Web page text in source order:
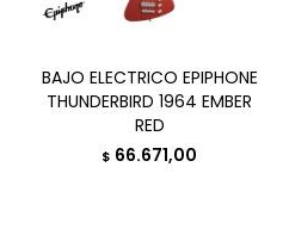
BAJO ELECTRICO EPIPHONE
THUNDERBIRD 1964 EMBER
RED
$ 66.671,00